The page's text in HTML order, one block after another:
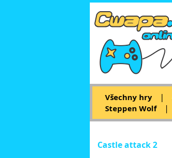
Všechny hry |
Steppen Wolf |
Castle attack 2